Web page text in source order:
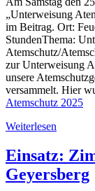
„Unterweisung
im Beitrag. Ort:
StundenThema:
Atemschutz/
zur Unterweisung
unsere
versammelt. Hier
Atemschutz 2025
Weiterlesen
Einsatz:
Geyersberg